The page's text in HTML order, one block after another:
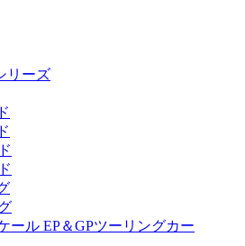
リーズ
ール EP＆GPツーリングカー